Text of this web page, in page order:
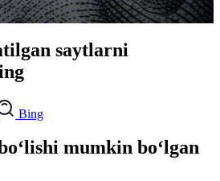
saytlarni
Bing
mumkin bo‘lgan